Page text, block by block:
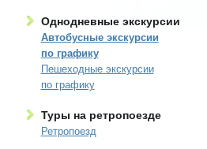
Однодневные экскурсии
Автобусные экскурсии
по графику
Пешеходные экскурсии
по графику
Туры на ретропоезде
Ретропоезд